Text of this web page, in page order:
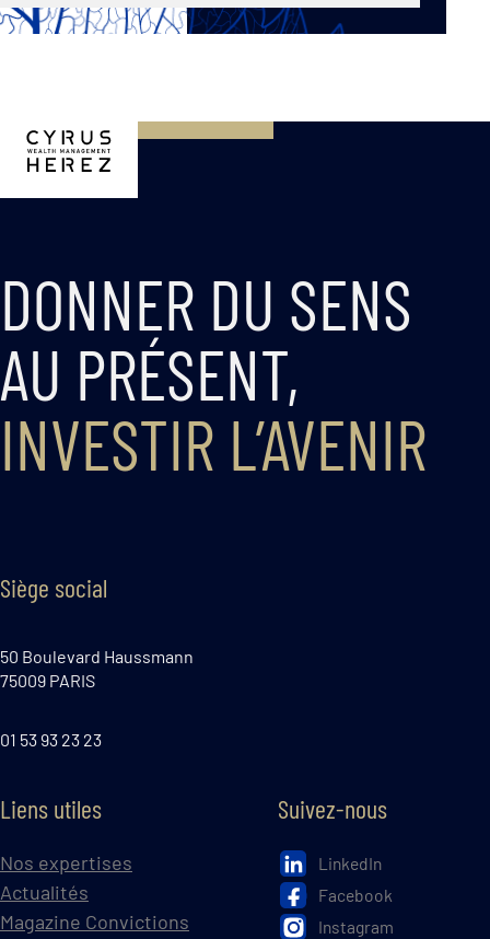
DONNER DU SENS
AU PRÉSENT,
INVESTIR L’AVENIR
Siège social
50 Boulevard Haussmann
75009 PARIS
01 53 93 23 23
Liens utiles
Nos expertises
Actualités
Magazine Convictions
Suivez-nous
LinkedIn
Facebook
Instagram